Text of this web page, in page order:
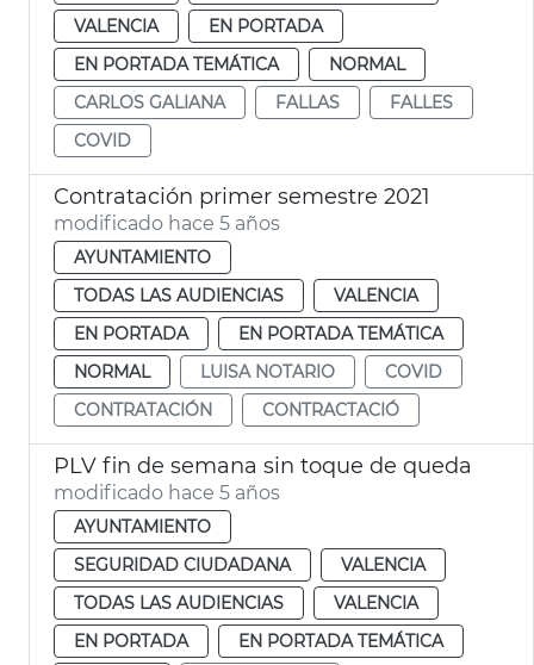
VALENCIA
EN PORTADA
EN PORTADA TEMÁTICA
NORMAL
CARLOS GALIANA
FALLAS
FALLES
COVID
Contratación primer semestre 2021
modificado hace 5 años
AYUNTAMIENTO
TODAS LAS AUDIENCIAS
VALENCIA
EN PORTADA
EN PORTADA TEMÁTICA
NORMAL
LUISA NOTARIO
COVID
CONTRATACIÓN
CONTRACTACIÓ
PLV fin de semana sin toque de queda
modificado hace 5 años
AYUNTAMIENTO
SEGURIDAD CIUDADANA
VALENCIA
TODAS LAS AUDIENCIAS
VALENCIA
EN PORTADA
EN PORTADA TEMÁTICA